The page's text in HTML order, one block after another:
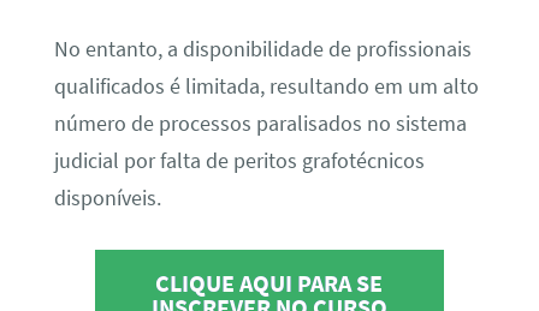
No entanto, a disponibilidade de profissionais
qualificados é limitada, resultando em um alto
número de processos paralisados no sistema
judicial por falta de peritos grafotécnicos
disponíveis.
CLIQUE AQUI PARA SE